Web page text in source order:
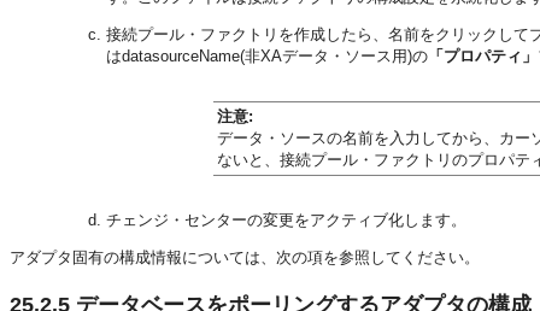
接続プール・ファクトリを作成したら、名前をクリックして
はdatasourceName(非XAデータ・ソース用)の 「プロパティ」
注意:
データ・ソースの名前を入力してから、カー
ないと、接続プール・ファクトリのプロパテ
チェンジ・センターの変更をアクティブ化します。
アダプタ固有の構成情報については、次の項を参照してください。
25.2.5 データベースをポーリングするアダプタの構成